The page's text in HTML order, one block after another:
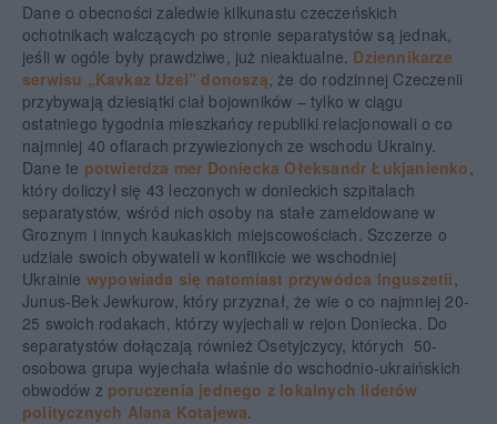
Dane o obecności zaledwie kilkunastu czeczeńskich
ochotnikach walczących po stronie separatystów są jednak,
jeśli w ogóle były prawdziwe, już nieaktualne. Dziennikarze
serwisu „Kavkaz Uzel” donoszą, że do rodzinnej Czeczenii
przybywają dziesiątki ciał bojowników – tylko w ciągu
ostatniego tygodnia mieszkańcy republiki relacjonowali o co
najmniej 40 ofiarach przywiezionych ze wschodu Ukrainy.
Dane te potwierdza mer Doniecka Ołeksandr Łukjanienko,
który doliczył się 43 leczonych w donieckich szpitalach
separatystów, wśród nich osoby na stałe zameldowane w
Groznym i innych kaukaskich miejscowościach. Szczerze o
udziale swoich obywateli w konflikcie we wschodniej
Ukrainie wypowiada się natomiast przywódca Inguszetii,
Junus-Bek Jewkurow, który przyznał, że wie o co najmniej 20-
25 swoich rodakach, którzy wyjechali w rejon Doniecka. Do
separatystów dołączają również Osetyjczycy, których 50-
osobowa grupa wyjechała właśnie do wschodnio-ukraińskich
obwodów z poruczenia jednego z lokalnych liderów
politycznych Alana Kotajewa.